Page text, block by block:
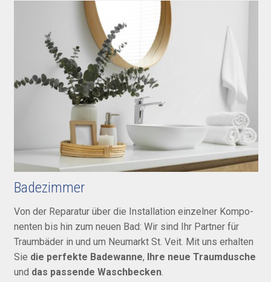
Badezimmer
Von der Re­pa­ra­tur über die In­stal­la­tion ein­zel­ner Kom­po­
nen­ten bis hin zum neuen Bad: Wir sind Ihr Part­ner für
Traum­bä­der in und um Neumarkt St. Veit. Mit uns er­hal­ten
Sie die perfekte Badewanne, Ihre neue Traumdusche
und das passende Waschbecken